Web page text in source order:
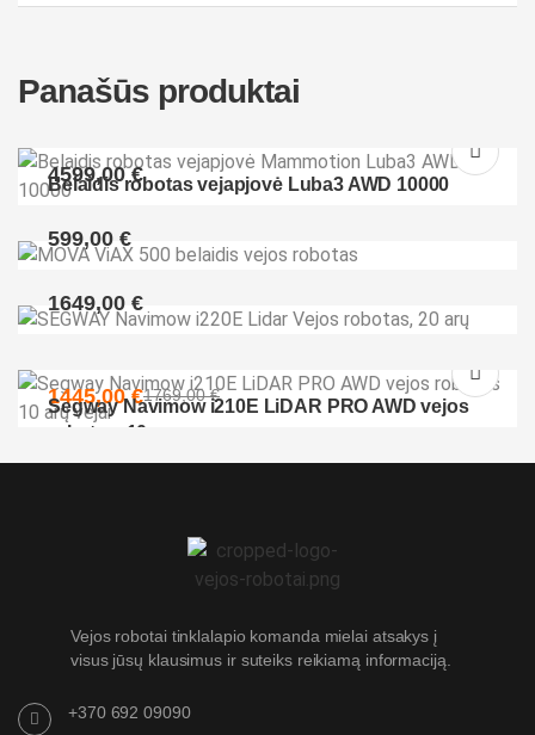
Panašūs produktai
Belaidis robotas vejapjovė Luba3 AWD 10000
4599,00€
599,00 €
1649,00 €
Segway Navimow i210E LiDAR PRO AWD vejos
robotas, 10 arų
1769,00€
1445,00€
Vejos robotai tinklalapio komanda mielai atsakys į
visus jūsų klausimus ir suteiks reikiamą informaciją.
+370 692 09090